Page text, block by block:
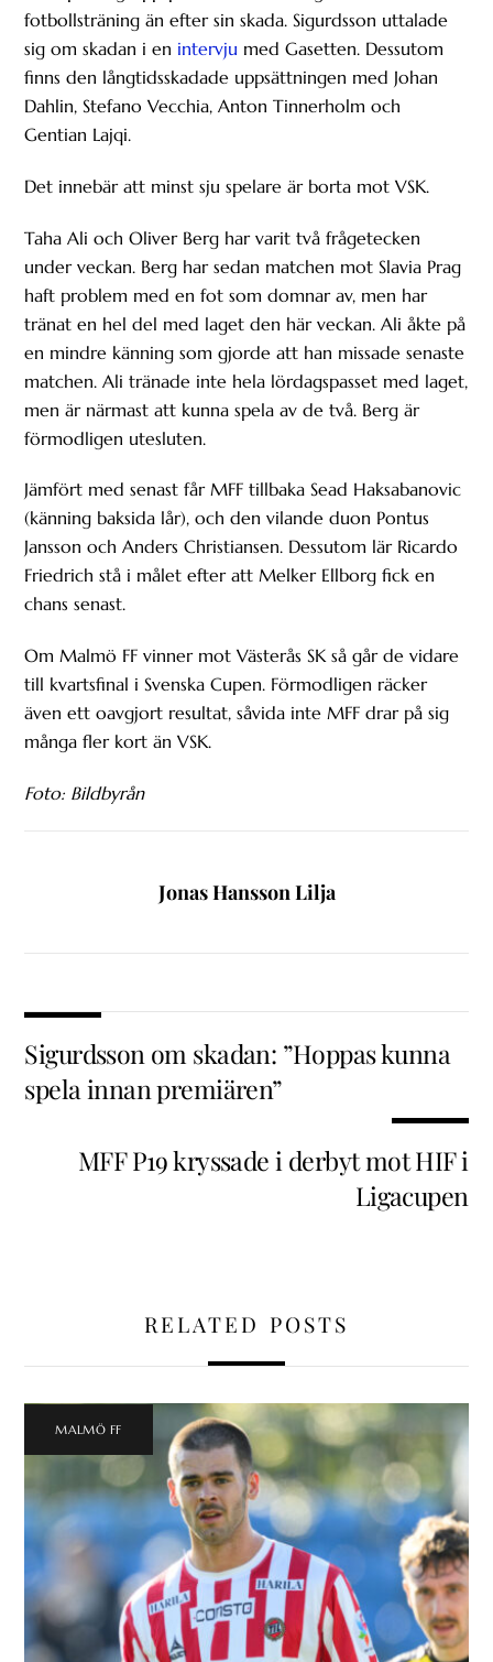
fotbollsträning än efter sin skada. Sigurdsson uttalade
sig om skadan i en intervju med Gasetten. Dessutom
finns den långtidsskadade uppsättningen med Johan
Dahlin, Stefano Vecchia, Anton Tinnerholm och
Gentian Lajqi.
Det innebär att minst sju spelare är borta mot VSK.
Taha Ali och Oliver Berg har varit två frågetecken
under veckan. Berg har sedan matchen mot Slavia Prag
haft problem med en fot som domnar av, men har
tränat en hel del med laget den här veckan. Ali åkte på
en mindre känning som gjorde att han missade senaste
matchen. Ali tränade inte hela lördagspasset med laget,
men är närmast att kunna spela av de två. Berg är
förmodligen utesluten.
Jämfört med senast får MFF tillbaka Sead Haksabanovic
(känning baksida lår), och den vilande duon Pontus
Jansson och Anders Christiansen. Dessutom lär Ricardo
Friedrich stå i målet efter att Melker Ellborg fick en
chans senast.
Om Malmö FF vinner mot Västerås SK så går de vidare
till kvartsfinal i Svenska Cupen. Förmodligen räcker
även ett oavgjort resultat, såvida inte MFF drar på sig
många fler kort än VSK.
Foto: Bildbyrån
Jonas Hansson Lilja
Sigurdsson om skadan: ”Hoppas kunna
spela innan premiären”
MFF P19 kryssade i derbyt mot HIF i
Ligacupen
RELATED POSTS
MALMÖ FF